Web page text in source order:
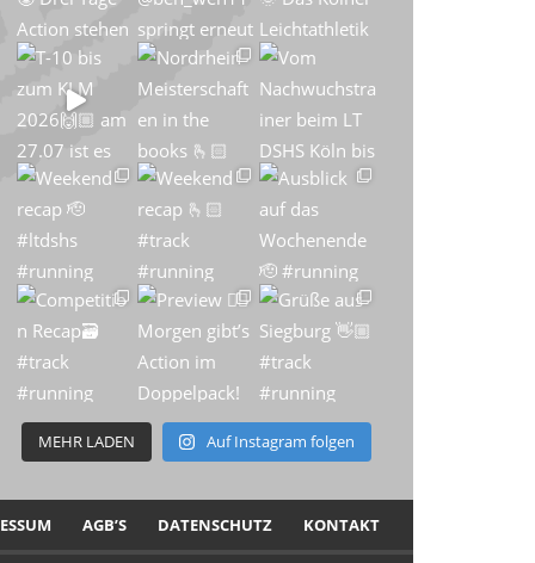
MEHR LADEN Auf Instagram folgen
AGB’S DATENSCHUTZ KONTAKT